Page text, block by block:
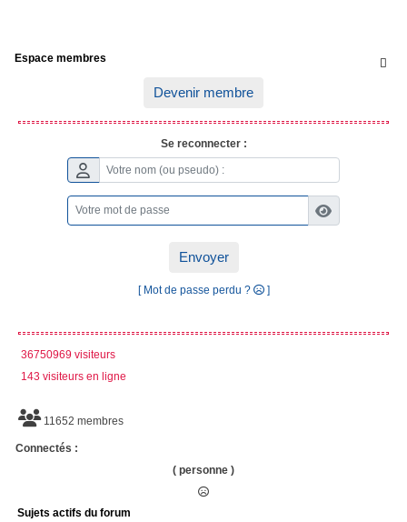

Espace membres
Devenir membre
Se reconnecter :
Envoyer
[ Mot de passe perdu ? ]
36750969 visiteurs
143 visiteurs en ligne
11652 membres
Connectés :
( personne )
Sujets actifs du forum